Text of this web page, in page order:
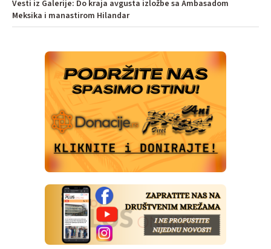
Vesti iz Galerije: Do kraja avgusta izložbe sa Ambasadom
Meksika i manastirom Hilandar